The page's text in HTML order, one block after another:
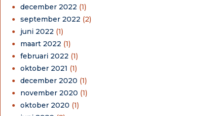
december 2022 (1)
september 2022 (2)
juni 2022 (1)
maart 2022 (1)
februari 2022 (1)
oktober 2021 (1)
december 2020 (1)
november 2020 (1)
oktober 2020 (1)